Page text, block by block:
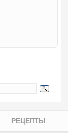
РЕЦЕПТЫ